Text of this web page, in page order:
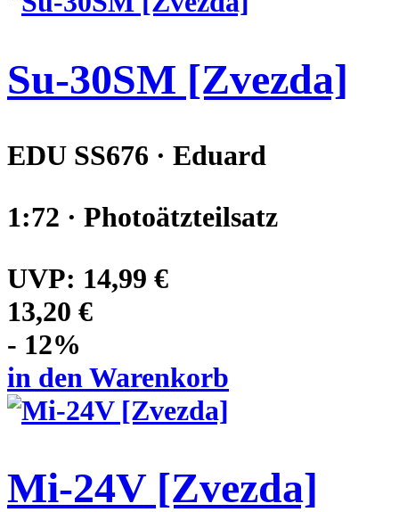
Su-30SM [Zvezda]
EDU SS676 · Eduard
1:72 · Photoätzteilsatz
UVP: 14,99 €
13,20 €
- 12%
in den Warenkorb
Mi-24V [Zvezda]